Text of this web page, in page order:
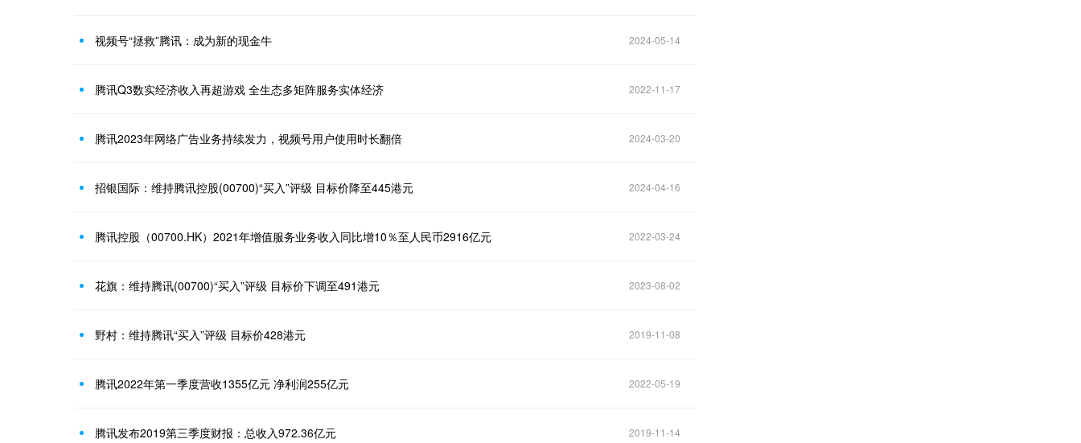
视频号“拯救”腾讯：成为新的现金牛 2024-05-14
腾讯Q3数实经济收入再超游戏 全生态多矩阵服务实体经济 2022-11-17
腾讯2023年网络广告业务持续发力，视频号用户使用时长翻倍 2024-03-20
招银国际：维持腾讯控股(00700)“买入”评级 目标价降至445港元 2024-04-16
腾讯控股（00700.HK）2021年增值服务业务收入同比增10％至人民币2916亿元 2022-03-24
花旗：维持腾讯(00700)“买入”评级 目标价下调至491港元 2023-08-02
野村：维持腾讯“买入”评级 目标价428港元 2019-11-08
腾讯2022年第一季度营收1355亿元 净利润255亿元 2022-05-19
腾讯发布2019第三季度财报：总收入972.36亿元 2019-11-14